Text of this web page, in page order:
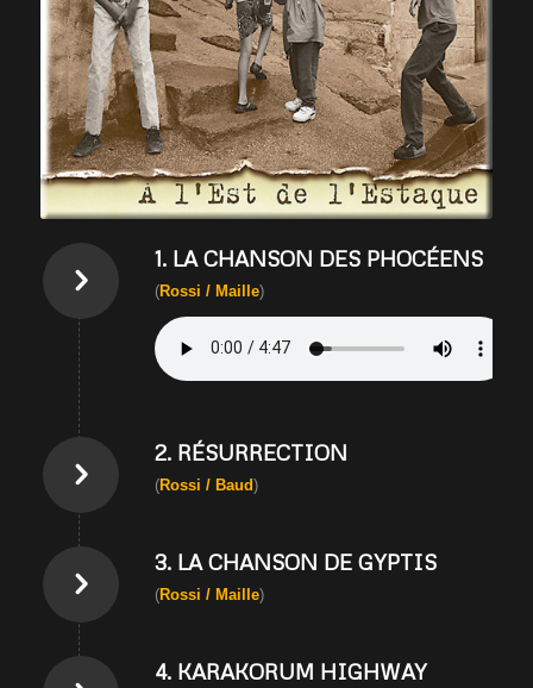
1. LA CHANSON DES PHOCÉENS
(Rossi / Maille)
2. RÉSURRECTION
(Rossi / Baud)
3. LA CHANSON DE GYPTIS
(Rossi / Maille)
4. KARAKORUM HIGHWAY